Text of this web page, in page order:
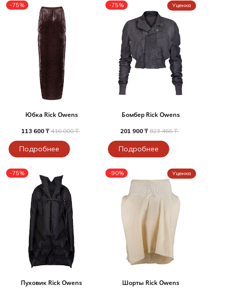
-75%
Юбка Rick Owens
113 600 ₸ 416 000 ₸
Подробнее
-75% Уценка
Бомбер Rick Owens
201 900 ₸823 466 ₸
Подробнее
-75%
Пуховик Rick Owens
-90% Уценка
Шорты Rick Owens